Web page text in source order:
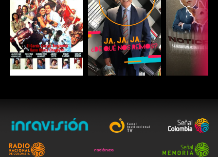
ESCUCHAR ESCUCHAR